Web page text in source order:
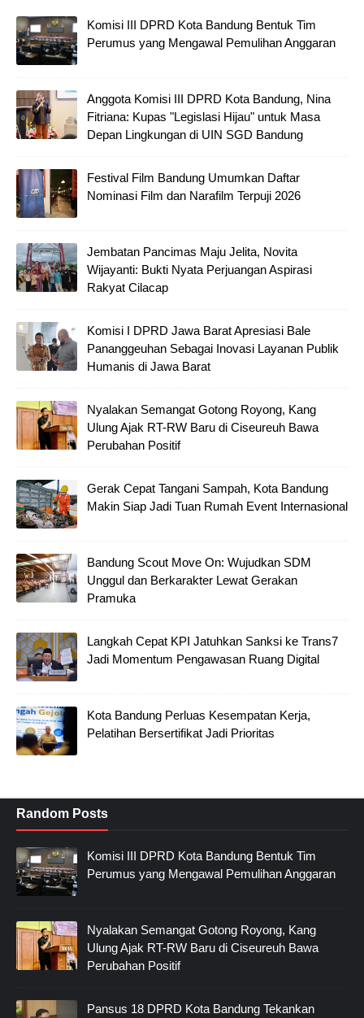
Komisi III DPRD Kota Bandung Bentuk Tim
Perumus yang Mengawal Pemulihan Anggaran
Anggota Komisi III DPRD Kota Bandung, Nina
Fitriana: Kupas "Legislasi Hijau" untuk Masa
Depan Lingkungan di UIN SGD Bandung
Festival Film Bandung Umumkan Daftar
Nominasi Film dan Narafilm Terpuji 2026
Jembatan Pancimas Maju Jelita, Novita
Wijayanti: Bukti Nyata Perjuangan Aspirasi
Rakyat Cilacap
Komisi I DPRD Jawa Barat Apresiasi Bale
Pananggeuhan Sebagai Inovasi Layanan Publik
Humanis di Jawa Barat
Nyalakan Semangat Gotong Royong, Kang
Ulung Ajak RT-RW Baru di Ciseureuh Bawa
Perubahan Positif
Gerak Cepat Tangani Sampah, Kota Bandung
Makin Siap Jadi Tuan Rumah Event Internasional
Bandung Scout Move On: Wujudkan SDM
Unggul dan Berkarakter Lewat Gerakan
Pramuka
Langkah Cepat KPI Jatuhkan Sanksi ke Trans7
Jadi Momentum Pengawasan Ruang Digital
Kota Bandung Perluas Kesempatan Kerja,
Pelatihan Bersertifikat Jadi Prioritas
Random Posts
Komisi III DPRD Kota Bandung Bentuk Tim
Perumus yang Mengawal Pemulihan Anggaran
Nyalakan Semangat Gotong Royong, Kang
Ulung Ajak RT-RW Baru di Ciseureuh Bawa
Perubahan Positif
Pansus 18 DPRD Kota Bandung Tekankan